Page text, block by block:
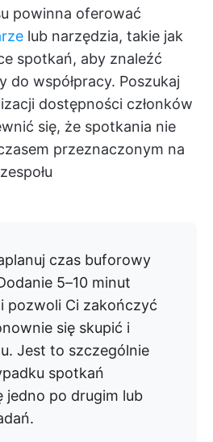
powinna oferować
lub narzędzia, takie jak
spotkań, aby znaleźć
do współpracy. Poszukaj
dostępności członków
się, że spotkania nie
przeznaczonym na
czas buforowy
5–10 minut
pozwoli Ci zakończyć
się skupić i
Jest to szczególnie
spotkań
jedno po drugim lub